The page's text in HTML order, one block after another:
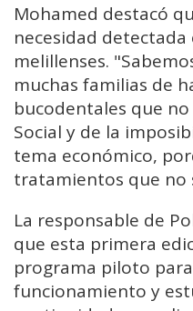
Mohamed destacó
necesidad
melillenses.
muchas familias de
bucodentales que
Social y de la
tema económico,
tratamientos que no
La responsable de
que esta primera
programa piloto
funcionamiento y